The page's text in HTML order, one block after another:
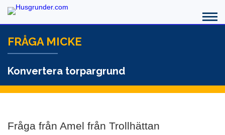
FRÅGA MICKE
Konvertera torpargrund
Fråga från Amel från Trollhättan